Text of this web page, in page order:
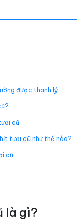
được thanh lý
cũ
tươi cũ như thế nào?
cũ
là gì?